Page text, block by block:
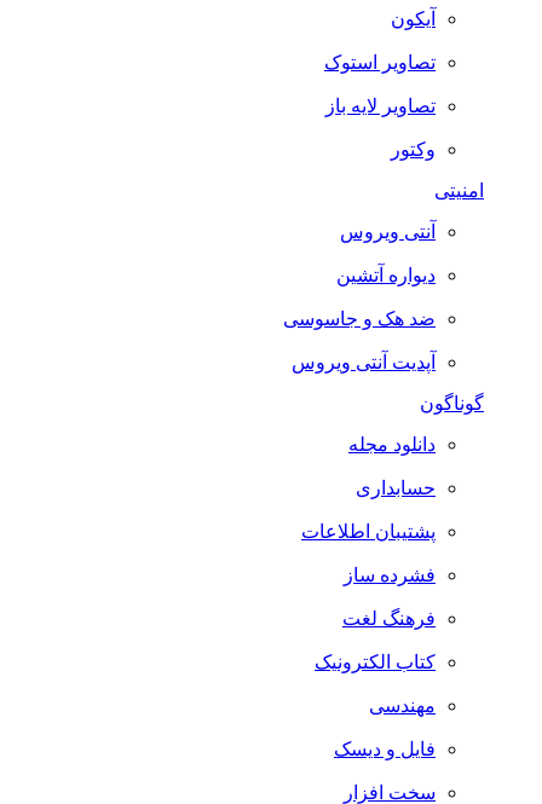
آیکون
تصاویر استوک
تصاویر لایه باز
وکتور
آنتی ویروس
دیواره آتشین
ضد هک و جاسوسی
آپدیت آنتی ویروس
گوناگون
دانلود مجله
حسابداری
پشتیبان اطلاعات
فشرده ساز
فرهنگ لغت
کتاب الکترونیک
مهندسی
فایل و دیسک
سخت افزار